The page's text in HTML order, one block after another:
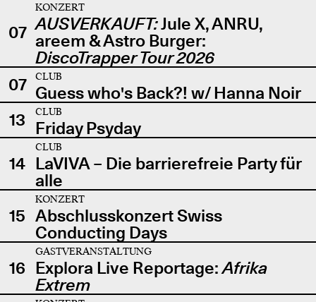
07
KONZERT
AUSVERKAUFT:Jule X, ANRU,
areem & Astro Burger:
DiscoTrapper Tour 2026
07
CLUB
Guess who's Back?! w/ Hanna Noir
13
CLUB
Friday Psyday
14
CLUB
LaVIVA – Die barrierefreie Party für
alle
15
KONZERT
Abschlusskonzert Swiss
Conducting Days
16
GASTVERANSTALTUNG
Explora Live Reportage:Afrika
Extrem